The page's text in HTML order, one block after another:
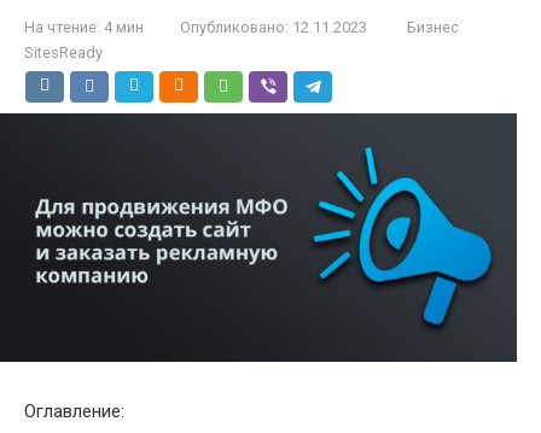
На чтение: 4 мин Опубликовано: 12.11.2023
Бизнес
SitesReady
Оглавление: